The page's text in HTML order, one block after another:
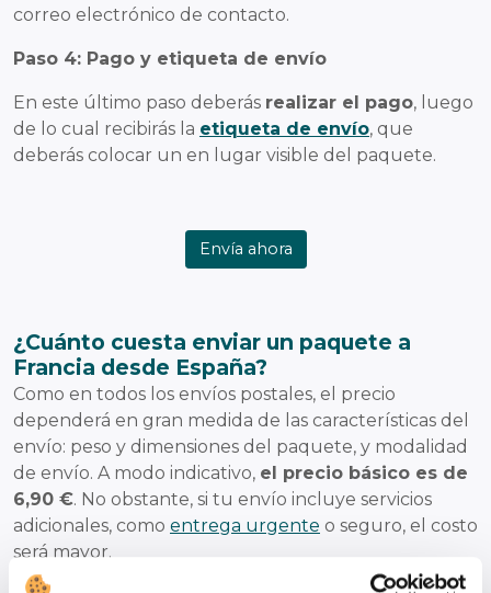
correo electrónico de contacto.
Paso 4: Pago y etiqueta de envío
En este último paso deberás realizar el pago, luego
de lo cual recibirás la etiqueta de envío, que
deberás colocar un en lugar visible del paquete.
Envía ahora
¿Cuánto cuesta enviar un paquete a
Francia desde España?
Como en todos los envíos postales, el precio
dependerá en gran medida de las características del
envío: peso y dimensiones del paquete, y modalidad
de envío. A modo indicativo, el precio básico es de
6,90 €. No obstante, si tu envío incluye servicios
adicionales, como entrega urgente o seguro, el costo
será mayor.